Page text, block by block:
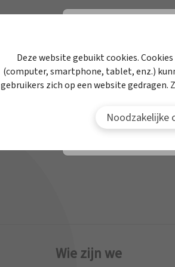
Om deze
Aanmelden
Wie zijn we
Werken bij APB
Contact
Deze website gebuikt cookies.
(computer, smartphone, tablet, enz.)
gebruikers zich op een website
Noodzakelijke